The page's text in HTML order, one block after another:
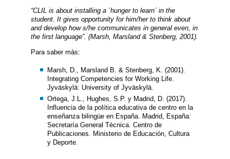
“CLIL is about installing a ´hunger to learn´ in the
student. It gives opportunity for him/her to think about
and develop how s/he communicates in general even, in
the first language”. (Marsh, Marsland & Stenberg, 2001).
Para saber más:
Marsh, D., Marsland B. & Stenberg, K. (2001).
Integrating Competencies for Working Life.
Jyväskylä: University of Jyväskylä.
Ortega, J.L., Hughes, S.P. y Madrid, D. (2017).
Influencia de la política educativa de centro en la
enseñanza bilingüe en España. Madrid, España:
Secretaría General Técnica. Centro de
Publicaciones. Ministerio de Educación, Cultura
y Deporte.